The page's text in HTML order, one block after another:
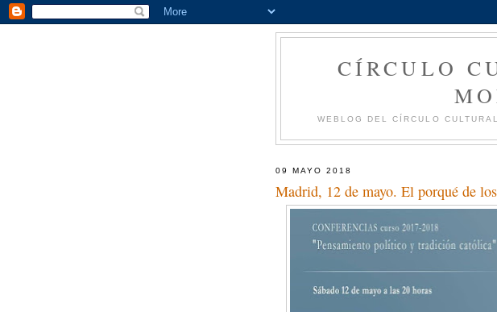
CÍRCULO
WEBLOG DEL CÍRCULO
09 MAYO 2018
Madrid, 12 de mayo. El porqué de